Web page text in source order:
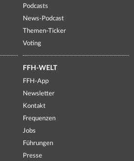
Podcasts
News-Podcast
Themen-Ticker
Voting
FFH-WELT
FFH-App
Newsletter
Kontakt
Frequenzen
Jobs
Führungen
Presse